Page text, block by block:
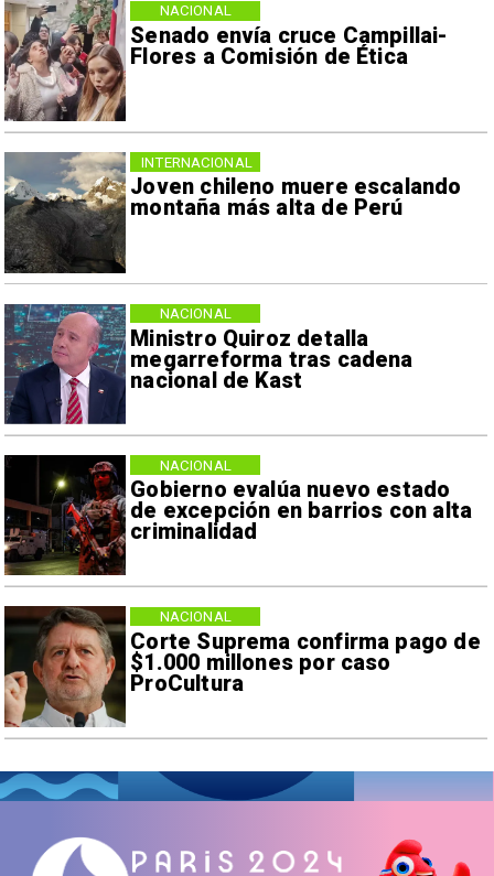
Senado envía cruce Campillai-
Flores a Comisión de Ética
NACIONAL
Joven chileno muere escalando
montaña más alta de Perú
INTERNACIONAL
Ministro Quiroz detalla
megarreforma tras cadena
nacional de Kast
NACIONAL
Gobierno evalúa nuevo estado
de excepción en barrios con alta
criminalidad
NACIONAL
Corte Suprema confirma pago de
$1.000 millones por caso
ProCultura
NACIONAL